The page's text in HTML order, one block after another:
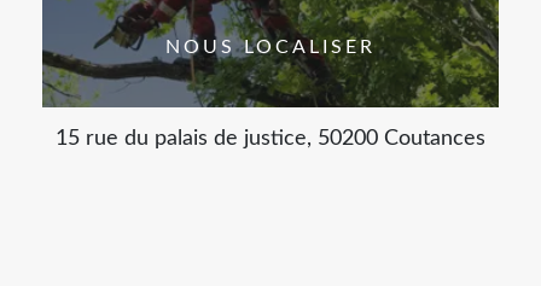
NOUS LOCALISER
15 rue du palais de justice, 50200 Coutances